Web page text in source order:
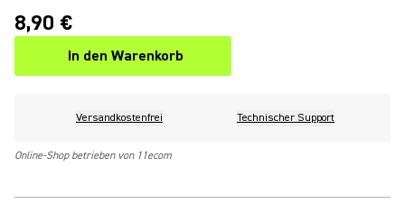
8,90 €
In den Warenkorb
Versandkostenfrei Technischer Support
Online-Shop betrieben von 11ecom